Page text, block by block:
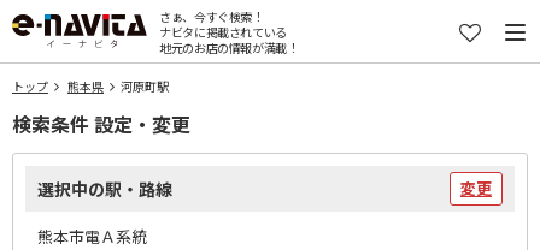
さぁ、今すぐ検索！
ナビタに掲載されている
地元のお店の情報が満載！
トップ 熊本県 河原町駅
検索条件 設定・変更
選択中の駅・路線 変更
熊本市電Ａ系統